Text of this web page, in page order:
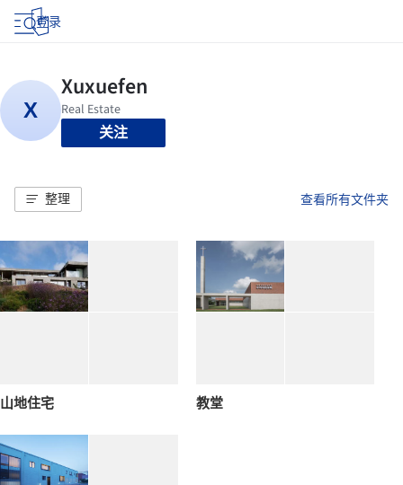
登录
关注
整理 查看所有文件夹
山地住宅 教堂